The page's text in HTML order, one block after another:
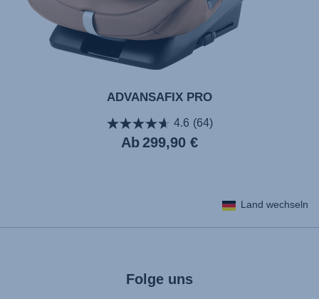
ADVANSAFIX PRO
4.6 (64)
Ab Aktueller
299,90 €
Land wechseln
Folge uns